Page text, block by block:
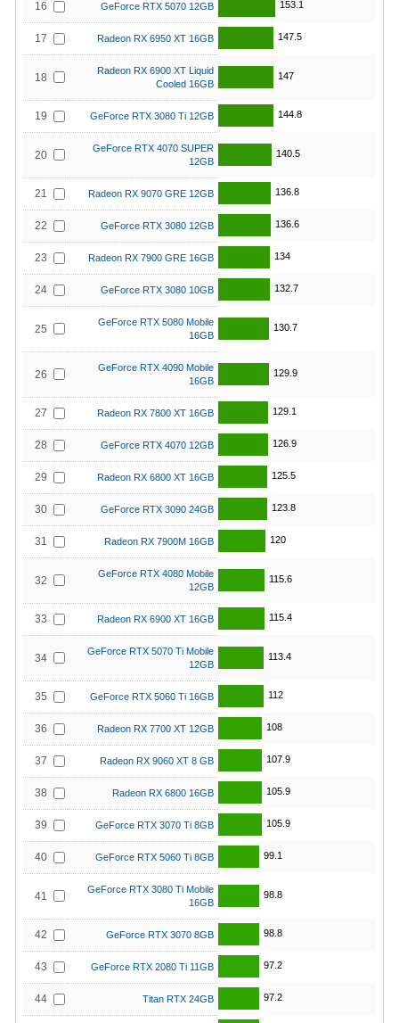
16 GeForce RTX 5070 12GB 153.1
17 Radeon RX 6950 XT 16GB 147.5
18
Radeon RX 6900 XT Liquid
Cooled 16GB
147
19 GeForce RTX 3080 Ti 12GB 144.8
20
GeForce RTX 4070 SUPER
12GB
140.5
21 Radeon RX 9070 GRE 12GB 136.8
22 GeForce RTX 3080 12GB 136.6
23 Radeon RX 7900 GRE 16GB 134
24 GeForce RTX 3080 10GB 132.7
25
GeForce RTX 5080 Mobile
16GB
130.7
26
GeForce RTX 4090 Mobile
16GB
129.9
27 Radeon RX 7800 XT 16GB 129.1
28 GeForce RTX 4070 12GB 126.9
29 Radeon RX 6800 XT 16GB 125.5
30 GeForce RTX 3090 24GB 123.8
31 Radeon RX 7900M 16GB 120
32
GeForce RTX 4080 Mobile
12GB
115.6
33 Radeon RX 6900 XT 16GB 115.4
34
GeForce RTX 5070 Ti Mobile
12GB
113.4
35 GeForce RTX 5060 Ti 16GB 112
36 Radeon RX 7700 XT 12GB 108
37 Radeon RX 9060 XT 8 GB 107.9
38 Radeon RX 6800 16GB 105.9
39 GeForce RTX 3070 Ti 8GB 105.9
40 GeForce RTX 5060 Ti 8GB 99.1
41
GeForce RTX 3080 Ti Mobile
16GB
98.8
42 GeForce RTX 3070 8GB 98.8
43 GeForce RTX 2080 Ti 11GB 97.2
44 Titan RTX 24GB 97.2